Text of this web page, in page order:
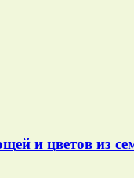
и цветов из